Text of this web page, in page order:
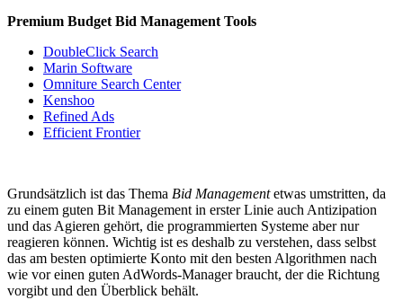
Premium Budget Bid Management Tools
DoubleClick Search
Marin Software
Omniture Search Center
Kenshoo
Refined Ads
Efficient Frontier
Grundsätzlich ist das Thema Bid Managementetwas umstritten, da
zu einem guten Bit Management in erster Linie auch Antizipation
und das Agieren gehört, die programmierten Systeme aber nur
reagieren können. Wichtig ist es deshalb zu verstehen, dass selbst
das am besten optimierte Konto mit den besten Algorithmen nach
wie vor einen guten AdWords-Manager braucht, der die Richtung
vorgibt und den Überblick behält.